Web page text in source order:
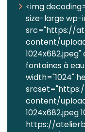
<img
size-large wp-
src="https://
content/
fontaines à
width="1024"
content/
1024x682.jpeg
https://